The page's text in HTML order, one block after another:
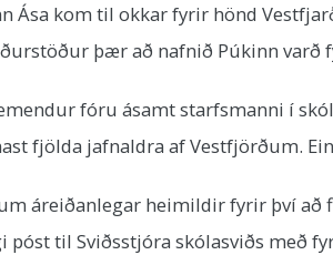
Ása kom til okkar fyrir hönd
þær að nafnið Púkinn varð
fóru ásamt starfsmanni í
fjölda jafnaldra af Vestfjörðum.
áreiðanlegar heimildir fyrir því að
póst til Sviðsstjóra skólasviðs með